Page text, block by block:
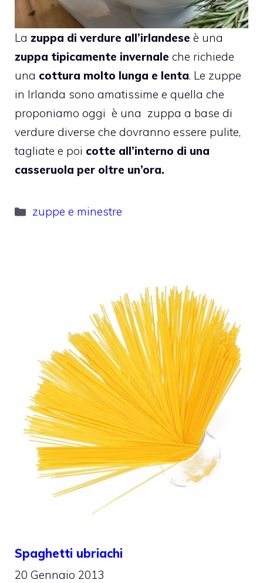
La zuppa di verdure all’irlandese è una
zuppa tipicamente invernale che richiede
una cottura molto lunga e lenta. Le zuppe
in Irlanda sono amatissime e quella che
proponiamo oggi è una zuppa a base di
verdure diverse che dovranno essere pulite,
tagliate e poi cotte all’interno di una
casseruola per oltre un’ora.
Categorie
zuppe e minestre
Spaghetti ubriachi
20 Gennaio 2013